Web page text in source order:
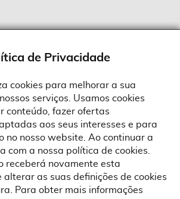
de Privacidade
cookies para melhorar a sua
serviços. Usamos cookies
conteúdo, fazer ofertas
aos seus interesses e para
no nosso website. Ao continuar a
com a nossa política de cookies.
receberá novamente esta
alterar as suas definições de cookies
Para obter mais informações
de Venda
Gonçalves Zarco, 1837
da Suprides deverá ter em consideração
possibilita a personalização da utilização e a
e ofertas adaptadas ao seu interesses. Pode
de cookies a qualquer altura.